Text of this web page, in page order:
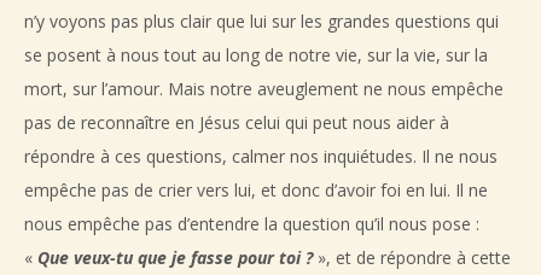
n’y voyons pas plus clair que lui sur les grandes questions qui
se posent à nous tout au long de notre vie, sur la vie, sur la
mort, sur l’amour. Mais notre aveuglement ne nous empêche
pas de reconnaître en Jésus celui qui peut nous aider à
répondre à ces questions, calmer nos inquiétudes. Il ne nous
empêche pas de crier vers lui, et donc d’avoir foi en lui. Il ne
nous empêche pas d’entendre la question qu’il nous pose :
« Que veux-tu que je fasse pour toi ?», et de répondre à cette